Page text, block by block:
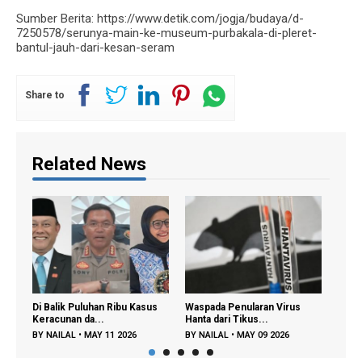
Sumber Berita: https://www.detik.com/jogja/budaya/d-
7250578/serunya-main-ke-museum-purbakala-di-pleret-
bantul-jauh-dari-kesan-seram
Share to
Related News
Di Balik Puluhan Ribu Kasus
Keracunan da...
BY NAILAL • MAY 11 2026
Waspada Penularan Virus
Hanta dari Tikus...
BY NAILAL • MAY 09 2026